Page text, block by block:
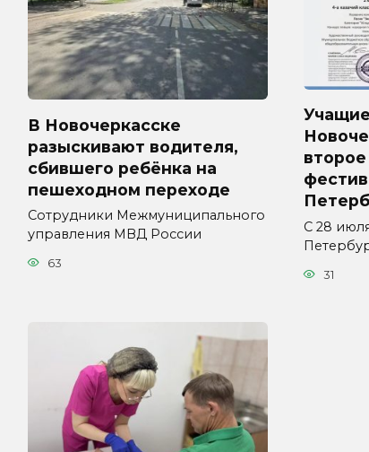
В Новочеркасске
разыскивают водителя,
сбившего ребёнка на
пешеходном переходе
Сотрудники Межмуниципального
управления МВД России
63
С 28
31